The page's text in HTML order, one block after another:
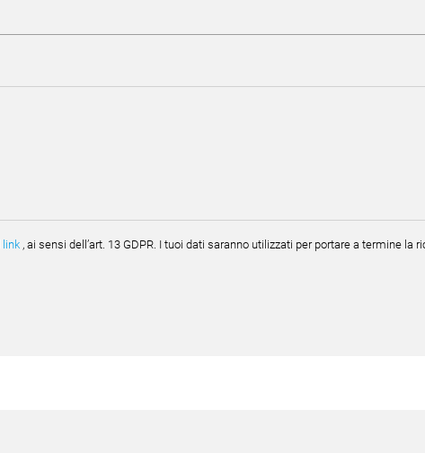
link , ai sensi dell’art. 13 GDPR. I tuoi dati saranno utilizzati per portare a termine la